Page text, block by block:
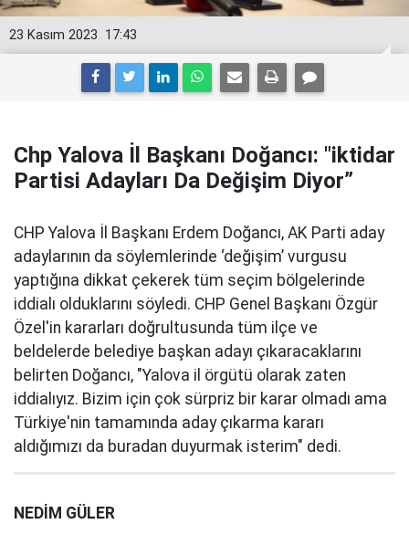
17:43
23 Kasım 2023
Chp Yalova İl Başkanı Doğancı: "iktidar
Partisi Adayları Da Değişim Diyor”
CHP Yalova İl Başkanı Erdem Doğancı, AK Parti aday
adaylarının da söylemlerinde ‘değişim’ vurgusu
yaptığına dikkat çekerek tüm seçim bölgelerinde
iddialı olduklarını söyledi. CHP Genel Başkanı Özgür
Özel'in kararları doğrultusunda tüm ilçe ve
beldelerde belediye başkan adayı çıkaracaklarını
belirten Doğancı, "Yalova il örgütü olarak zaten
iddialıyız. Bizim için çok sürpriz bir karar olmadı ama
Türkiye'nin tamamında aday çıkarma kararı
aldığımızı da buradan duyurmak isterim" dedi.
NEDİM GÜLER